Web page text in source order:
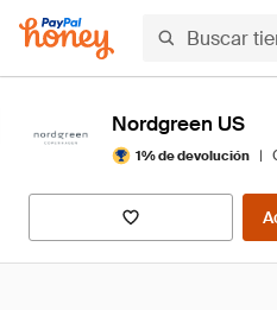
Nordgreen US
1% de devolución |